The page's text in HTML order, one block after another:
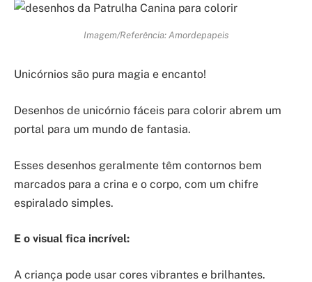
Imagem/Referência: Amordepapeis
Unicórnios são pura magia e encanto!
Desenhos de unicórnio fáceis para colorir abrem um
portal para um mundo de fantasia.
Esses desenhos geralmente têm contornos bem
marcados para a crina e o corpo, com um chifre
espiralado simples.
E o visual fica incrível:
A criança pode usar cores vibrantes e brilhantes.